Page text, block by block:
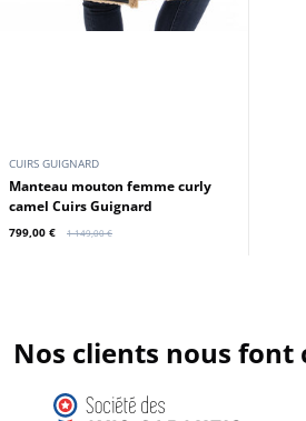
CUIRS GUIGNARD
Manteau mouton femme curly
camel Cuirs Guignard
799,00 € 1 149,00 €
Nos clients nous font